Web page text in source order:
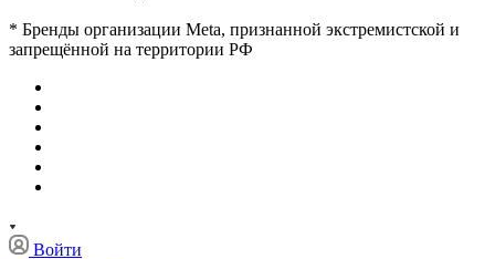
* Бренды организации Meta, признанной экстремистской и
запрещённой на территории РФ
Войти